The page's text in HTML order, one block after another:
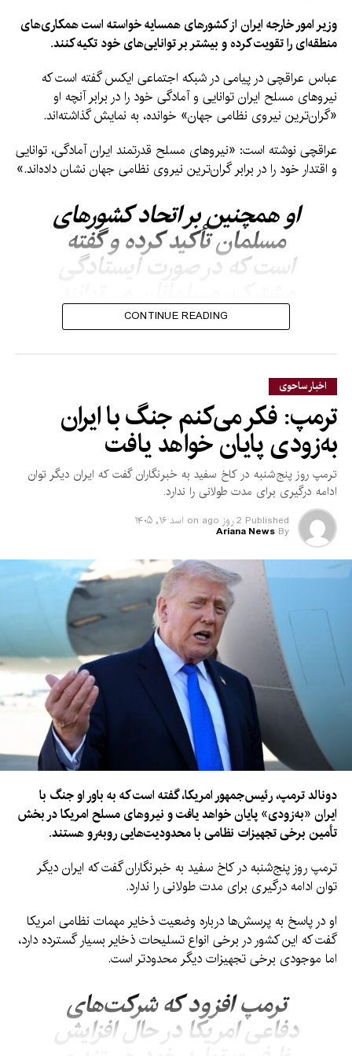
وزیر امور خارجه ایران از کشورهای همسایه خواسته است همکاری‌های
منطقه‌ای را تقویت کرده و بیشتر بر توانایی‌های خود تکیه کنند.
عباس عراقچی در پیامی در شبکه اجتماعی ایکس گفته است که
نیروهای مسلح ایران توانایی و آمادگی خود را در برابر آنچه او
«گران‌ترین نیروی نظامی جهان» خوانده، به نمایش گذاشته‌اند.
عراقچی نوشته است: «نیروهای مسلح قدرتمند ایران آمادگی، توانایی
و اقتدار خود را در برابر گران‌ترین نیروی نظامی جهان نشان داده‌اند.»
او همچنین بر اتحاد کشورهای
مسلمان تأکید کرده و گفته
است که در صورت ایستادگی
مشترک، مسلمانان می‌توانند
در برابر چالش‌های ناشی از
عوامل خارجی مقابله کنند.
وزیر خارجه ایران در پایان پیامش گفته است: «زمان آن رسیده است
که تنها بر خود تکیه کنیم و برادری واقعی را بپذیریم.»
این اظهارات در حالی مطرح می‌شود که تنش‌های منطقه‌ای میان
ایران، اسرائیل و ایالات متحده در ماه‌های اخیر افزایش یافته است و
تهران بر تقویت همکاری میان کشورهای منطقه و کاهش مداخله
قدرت‌های خارجی تأکید دارد.
CONTINUE READING
اخبار ساحوی
ترمپ: فکر می‌کنم جنگ با ایران
به‌زودی پایان خواهد یافت
ترمپ روز پنج‌شنبه در کاخ سفید به خبرنگاران گفت که ایران دیگر توان
ادامه درگیری برای مدت طولانی را ندارد.
Published 2 روز ago on اسد ۱۶, ۱۴۰۵
By
Ariana News
دونالد ترمپ، رئیس‌جمهور امریکا، گفته است که به باور او جنگ با
ایران «به‌زودی» پایان خواهد یافت و نیروهای مسلح امریکا در بخش
تأمین برخی تجهیزات نظامی با محدودیت‌هایی روبه‌رو هستند.
ترمپ روز پنج‌شنبه در کاخ سفید به خبرنگاران گفت که ایران دیگر
توان ادامه درگیری برای مدت طولانی را ندارد.
او در پاسخ به پرسش‌ها درباره وضعیت ذخایر مهمات نظامی امریکا
گفت که این کشور در برخی انواع تسلیحات ذخایر بسیار گسترده دارد،
اما موجودی برخی تجهیزات دیگر محدودتر است.
ترمپ افزود که شرکت‌های
دفاعی امریکا در حال افزایش